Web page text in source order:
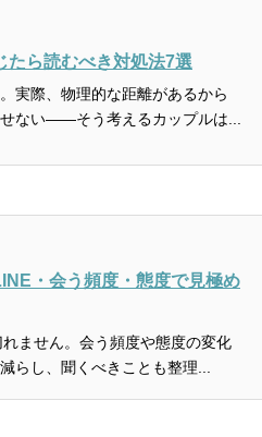
たら読むべき対処法7選
実際、物理的な距離があるから
ない――そう考えるカップルは...
・会う頻度・態度で見極め
ません。会う頻度や態度の変化
らし、聞くべきことも整理...